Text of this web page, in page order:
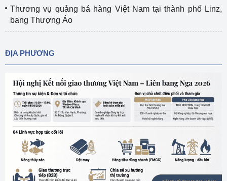
Thương vụ quảng bá hàng Việt Nam tại thành phố Linz,
bang Thượng Áo
ĐỊA PHƯƠNG